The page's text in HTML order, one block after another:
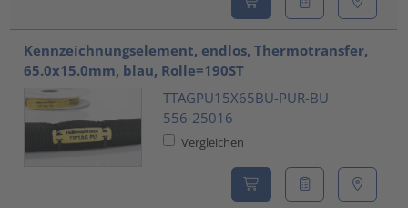
Kennzeichnungselement, endlos, Thermotransfer,
65.0x15.0mm, blau, Rolle=190ST
TTAGPU15X65BU-PUR-BU
556-25016
Vergleichen